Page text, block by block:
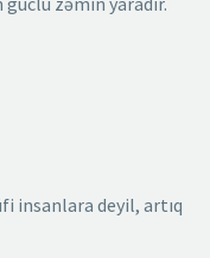
insanlara deyil, artıq